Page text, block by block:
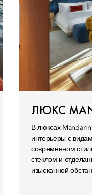
ЛЮКС
В люксах
интерьеры с
современном
стеклом и
изысканной